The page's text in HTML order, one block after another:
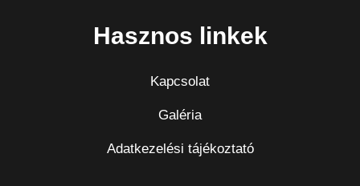
Hasznos linkek
Kapcsolat
Galéria
Adatkezelési tájékoztató